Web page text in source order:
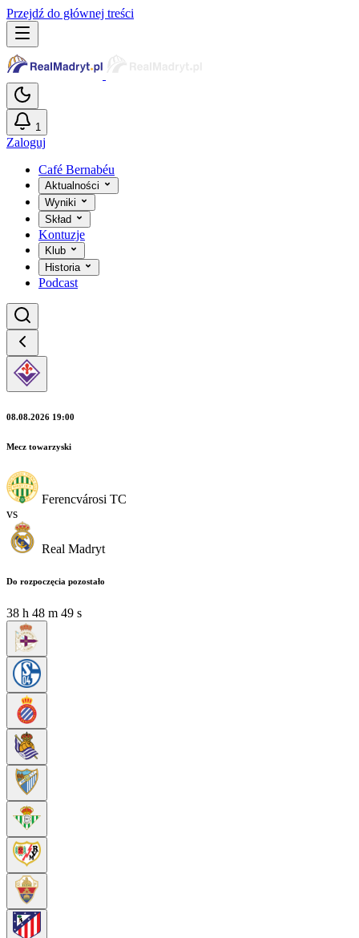
Przejdź do głównej treści
1
Zaloguj
Café Bernabéu
Aktualności
Wyniki
Skład
Kontuzje
Klub
Historia
Podcast
08.08.2026 19:00
Mecz towarzyski
Ferencvárosi TC
vs
Real Madryt
Do rozpoczęcia pozostało
38 h 48 m 47 s